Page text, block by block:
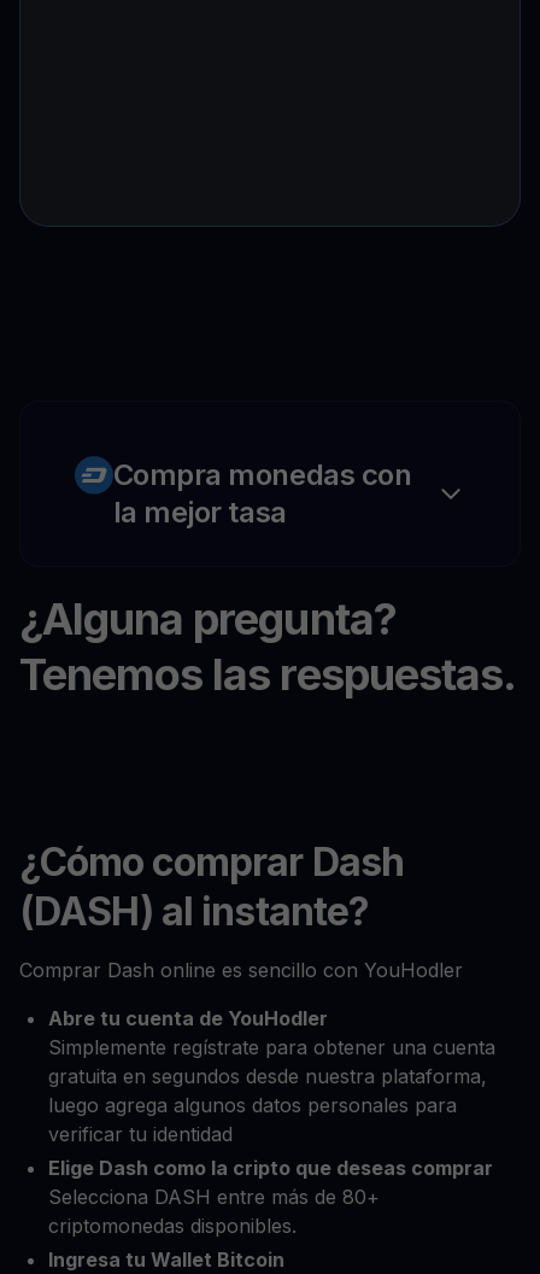
Compra monedas con
la mejor tasa
¿Alguna pregunta?
Tenemos las respuestas.
¿Cómo comprar Dash
(DASH) al instante?
Comprar Dash online es sencillo con YouHodler
Abre tu cuenta de YouHodler
Simplemente regístrate para obtener una cuenta
gratuita en segundos desde nuestra plataforma,
luego agrega algunos datos personales para
verificar tu identidad
Elige Dash como la cripto que deseas comprar
Selecciona DASH entre más de 80+
criptomonedas disponibles.
Ingresa tu Wallet Bitcoin